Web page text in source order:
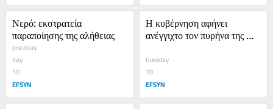
Νερό: εκστρατεία
παραποίησης της αλήθειας
previous
day
10
EFSYN
Η κυβέρνηση αφήνει
ανέγγιχτο τον πυρήνα της
tuesday
10
EFSYN